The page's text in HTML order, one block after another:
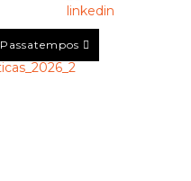
Passatempos